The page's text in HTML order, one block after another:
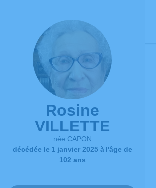
Rosine
VILLETTE
née CAPON
décédée le 1 janvier 2025 à l'âge de
102 ans